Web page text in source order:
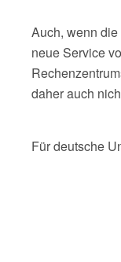
Auch, wenn
neue Service
daher auch
Für deutsche